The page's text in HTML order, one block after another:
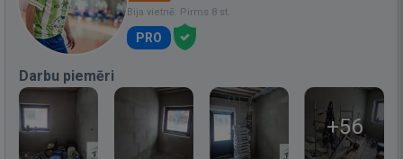
Bija vietnē: Pirms 8 st.
PRO
Darbu piemēri
+56